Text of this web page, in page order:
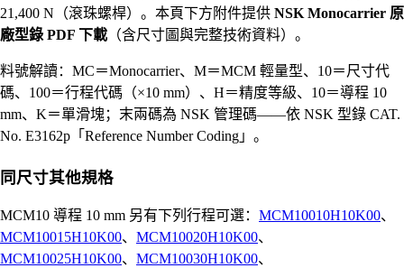
21,400 N（滾珠螺桿）。本頁下方附件提供 NSK Monocarrier 原
廠型錄 PDF 下載 （含尺寸圖與完整技術資料）。
料號解讀：MC＝Monocarrier、M＝MCM 輕量型、10＝尺寸代
碼、100＝行程代碼（×10 mm）、H＝精度等級、10＝導程 10
mm、K＝單滑塊；末兩碼為 NSK 管理碼——依 NSK 型錄 CAT.
No. E3162p「Reference Number Coding」。
同尺寸其他規格
MCM10 導程 10 mm 另有下列行程可選： MCM10010H10K00、
MCM10015H10K00、 MCM10020H10K00、
MCM10025H10K00、 MCM10030H10K00、